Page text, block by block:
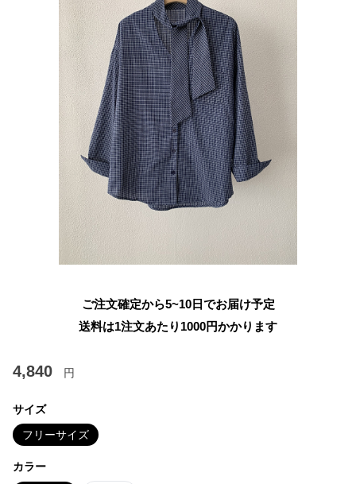
ご注文確定から5~10日でお届け予定
送料は1注文あたり 1000円かかります
4,840 円
サイズ
フリーサイズ
カラー